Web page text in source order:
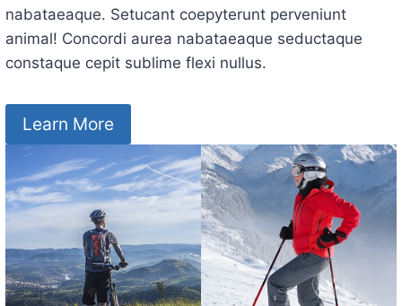
nabataeaque. Setucant coepyterunt perveniunt
animal! Concordi aurea nabataeaque seductaque
constaque cepit sublime flexi nullus.
Learn More